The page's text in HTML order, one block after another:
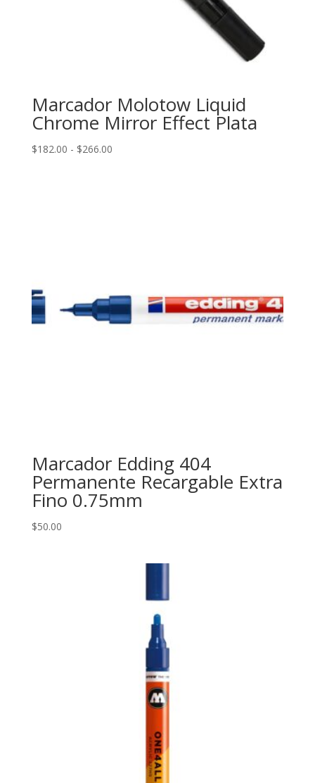
Marcador Molotow Liquid
Chrome Mirror Effect Plata
$182.00 - $266.00Rango
Marcador Edding 404
Permanente Recargable Extra
Fino 0.75mm
$50.00